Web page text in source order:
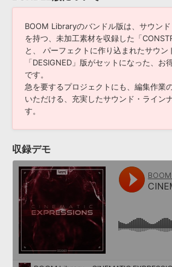
BOOM Libraryのバンドル版は、サウン
を持つ、未加工素材を収録した「
と、 パーフェクトに作り込まれたサウン
「DESIGNED」版がセットになった、お
です。
急を要するプロジェクトにも、編集作業
いただける、充実したサウンド・ライン
す。
収録デモ